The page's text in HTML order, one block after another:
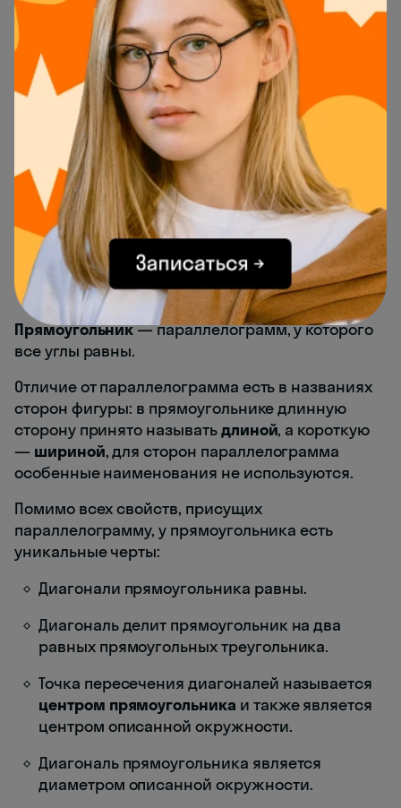
Получи больше пользы от Skysmart:
Подготовься к ОГЭна пятёрку
Подготовься к ЕГЭна высокие баллы
Записывайся на
бесплатные курсы
для детей
Решай задания
в бесплатном
тренажёре ЕГЭ
Прямоугольник: определение,
свойства, основные формулы
Прямоугольник— параллелограмм, у которого
все углы равны.
Отличие от параллелограмма есть в названиях
сторон фигуры: в прямоугольнике длинную
сторону принято называтьдлиной, а короткую
— шириной, для сторон параллелограмма
особенные наименования не используются.
Помимо всех свойств, присущих
параллелограмму, у прямоугольника есть
уникальные черты:
Диагонали прямоугольника равны.
Диагональ делит прямоугольник на два
равных прямоугольных треугольника.
Точка пересечения диагоналей называется
центром прямоугольника и также является
центром описанной окружности.
Диагональ прямоугольника является
диаметром описанной окружности.